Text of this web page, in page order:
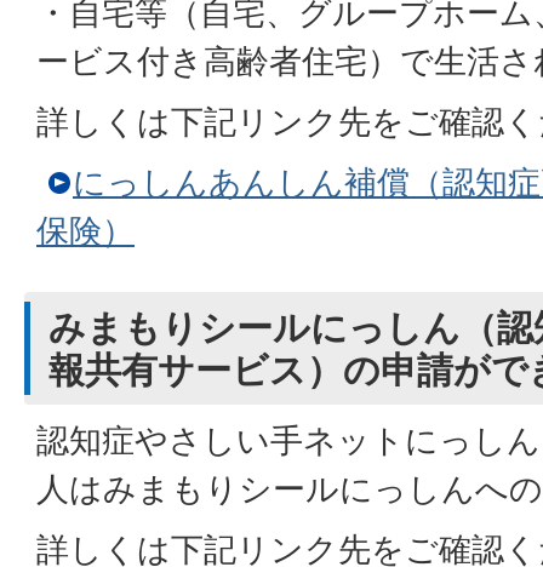
・自宅等（自宅、グループホー
ービス付き高齢者住宅）で生活
詳しくは下記リンク先をご確認
にっしんあんしん補償（認知
保険）
みまもりシールにっしん（
報共有サービス）の申請がで
認知症やさしい手ネットにっし
人はみまもりシールにっしんへ
詳しくは下記リンク先をご確認